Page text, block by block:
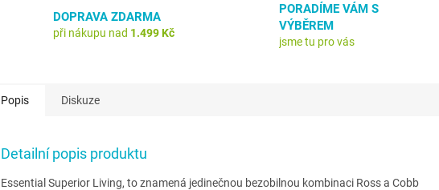
DOPRAVA ZDARMA
při nákupu nad 1.499 Kč
PORADÍME VÁM S
VÝBĚREM
jsme tu pro vás
Popis Diskuze
Detailní popis produktu
Essential Superior Living, to znamená jedinečnou bezobilnou kombinaci Ross a Cobb